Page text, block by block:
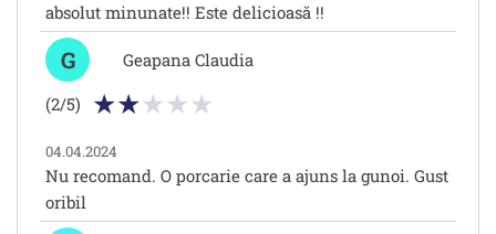
absolut minunate!! Este delicioasă !!
G
Geapana Claudia
(2/5)
04.04.2024
Nu recomand. O porcarie care a ajuns la gunoi. Gust
oribil